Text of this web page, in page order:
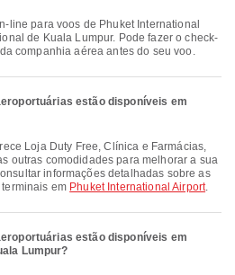
de Kuala Lumpur. Pode fazer o check-
companhia aérea antes do seu voo.
estão disponíveis em
outras comodidades para melhorar a sua
informações detalhadas sobre as
em Phuket International Airport.
estão disponíveis em
Lumpur?